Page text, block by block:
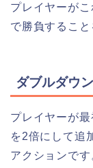
プレイヤーが
で勝負すること
ダブルダウ
プレイヤーが
を2倍にして追
アクションです